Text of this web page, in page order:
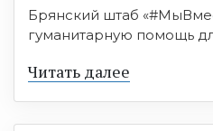
Брянский штаб
гуманитарную помощь
Читать далее